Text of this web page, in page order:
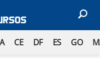
CE DF ES GO